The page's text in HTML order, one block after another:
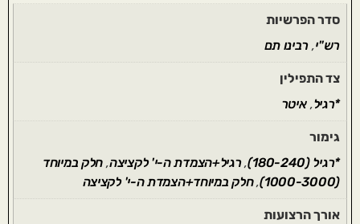
סדר הפרשיות
רש"י, רבינו תם
צד התפילין
*רגיל,איטר
גימור
*רגיל (180-240)
,רגיל+הצמדת ה-י' לקציצה, חלק במיוחד
(1000-3000)
,חלק במיוחד+הצמדת ה-י' לקציצה
אורך הרצועות